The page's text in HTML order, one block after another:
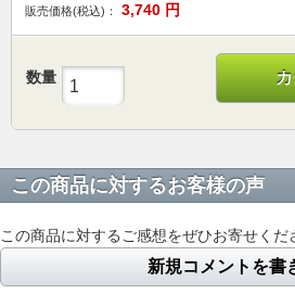
販売価格(税込)： 3,740 円
数量
この商品に対するお客様の声
この商品に対するご感想をぜひお寄せくだ
新規コメントを書